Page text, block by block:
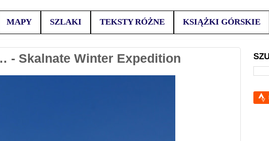
MAPY SZLAKI TEKSTY RÓŻNE KSIĄŻKI GÓRSKIE
- Skalnate Winter Expedition